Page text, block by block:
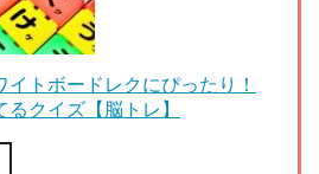
トボードレクにぴったり！
クイズ【脳トレ】